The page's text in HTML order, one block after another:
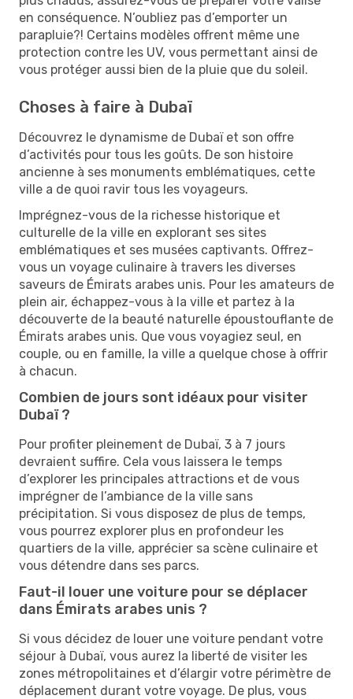
en conséquence. N’oubliez pas d’emporter un
parapluie?! Certains modèles offrent même une
protection contre les UV, vous permettant ainsi de
vous protéger aussi bien de la pluie que du soleil.
Choses à faire à Dubaï
Découvrez le dynamisme de Dubaï et son offre
d’activités pour tous les goûts. De son histoire
ancienne à ses monuments emblématiques, cette
ville a de quoi ravir tous les voyageurs.
Imprégnez-vous de la richesse historique et
culturelle de la ville en explorant ses sites
emblématiques et ses musées captivants. Offrez-
vous un voyage culinaire à travers les diverses
saveurs de Émirats arabes unis. Pour les amateurs de
plein air, échappez-vous à la ville et partez à la
découverte de la beauté naturelle époustouflante de
Émirats arabes unis. Que vous voyagiez seul, en
couple, ou en famille, la ville a quelque chose à offrir
à chacun.
Combien de jours sont idéaux pour visiter
Dubaï ?
Pour profiter pleinement de Dubaï, 3 à 7 jours
devraient suffire. Cela vous laissera le temps
d’explorer les principales attractions et de vous
imprégner de l’ambiance de la ville sans
précipitation. Si vous disposez de plus de temps,
vous pourrez explorer plus en profondeur les
quartiers de la ville, apprécier sa scène culinaire et
vous détendre dans ses parcs.
Faut-il louer une voiture pour se déplacer
dans Émirats arabes unis ?
Si vous décidez de louer une voiture pendant votre
séjour à Dubaï, vous aurez la liberté de visiter les
zones métropolitaines et d’élargir votre périmètre de
déplacement durant votre voyage. De plus, vous